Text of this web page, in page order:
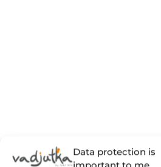
Data protection is